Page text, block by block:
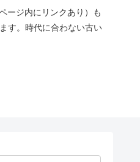
ージ内にリンクあり）も
す。時代に合わない古い